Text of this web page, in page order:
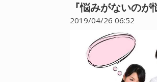
『悩みがないの
2019/04/26 06:52